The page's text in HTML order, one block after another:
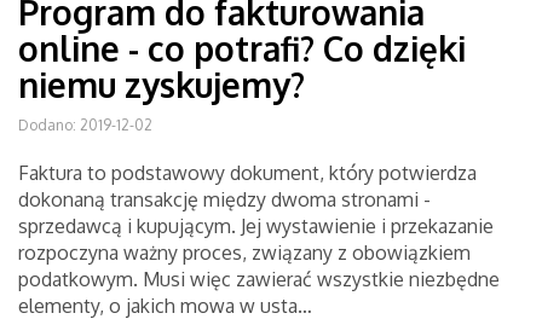
Program do fakturowania
online - co potrafi? Co dzięki
niemu zyskujemy?
Dodano: 2019-12-02
Faktura to podstawowy dokument, który potwierdza
dokonaną transakcję między dwoma stronami -
sprzedawcą i kupującym. Jej wystawienie i przekazanie
rozpoczyna ważny proces, związany z obowiązkiem
podatkowym. Musi więc zawierać wszystkie niezbędne
elementy, o jakich mowa w usta…